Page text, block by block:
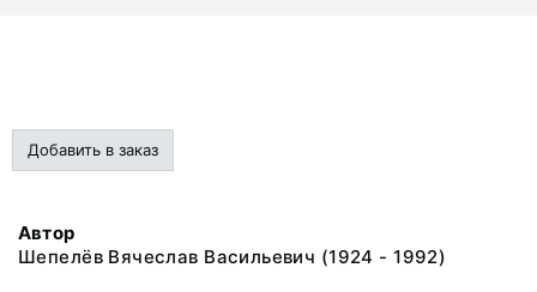
Добавить в заказ
Автор
Шепелёв Вячеслав Васильевич (1924 - 1992)